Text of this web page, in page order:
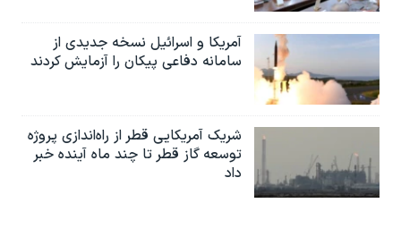
آمریکا و اسرائیل نسخه جدیدی از
سامانه دفاعی پیکان را آزمایش کردند
شریک آمریکایی قطر از راه‌اندازی پروژه
توسعه گاز قطر تا چند ماه آینده خبر
داد